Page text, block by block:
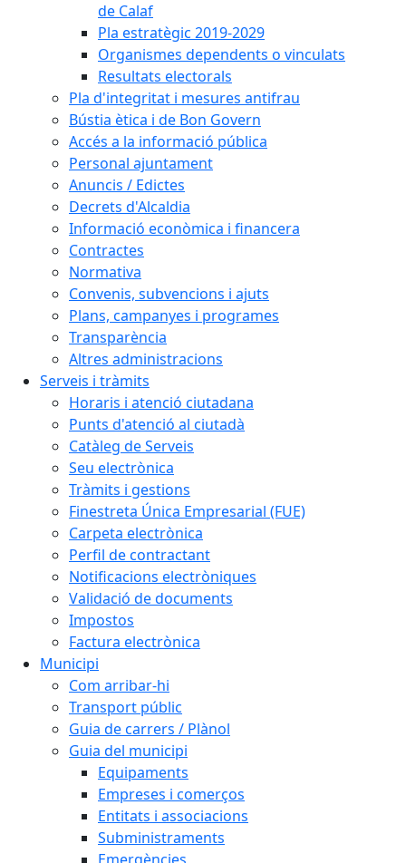
de Calaf
Pla estratègic 2019-2029
Organismes dependents o vinculats
Resultats electorals
Pla d'integritat i mesures antifrau
Bústia ètica i de Bon Govern
Accés a la informació pública
Personal ajuntament
Anuncis / Edictes
Decrets d'Alcaldia
Informació econòmica i financera
Contractes
Normativa
Convenis, subvencions i ajuts
Plans, campanyes i programes
Transparència
Altres administracions
Serveis i tràmits
Horaris i atenció ciutadana
Punts d'atenció al ciutadà
Catàleg de Serveis
Seu electrònica
Tràmits i gestions
Finestreta Única Empresarial (FUE)
Carpeta electrònica
Perfil de contractant
Notificacions electròniques
Validació de documents
Impostos
Factura electrònica
Municipi
Com arribar-hi
Transport públic
Guia de carrers / Plànol
Guia del municipi
Equipaments
Empreses i comerços
Entitats i associacions
Subministraments